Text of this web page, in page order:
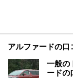
アルファードの口
一般の
ードの